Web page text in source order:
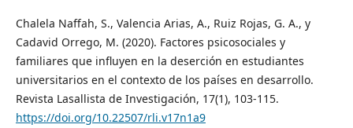
Chalela Naffah, S., Valencia Arias, A., Ruiz Rojas, G. A., y
Cadavid Orrego, M. (2020). Factores psicosociales y
familiares que influyen en la deserción en estudiantes
universitarios en el contexto de los países en desarrollo.
Revista Lasallista de Investigación, 17(1), 103-115.
https://doi.org/10.22507/rli.v17n1a9